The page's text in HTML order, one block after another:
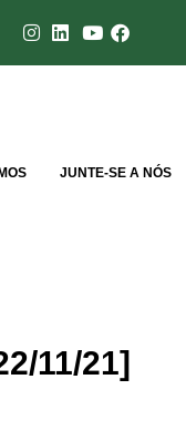
JUNTE-SE A NÓS
11/21]